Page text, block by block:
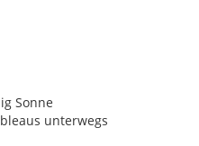
Sonne
unterwegs